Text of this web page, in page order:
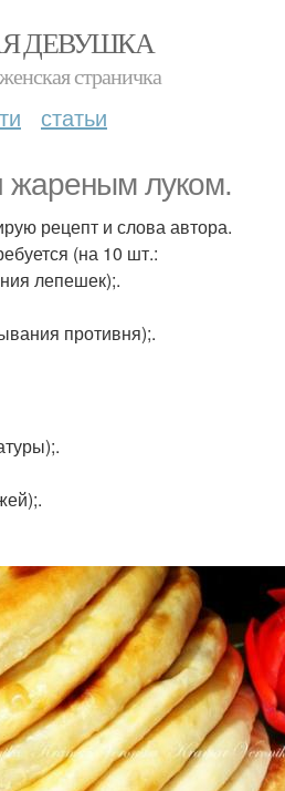
ДЕВУШКА
страничка
статьи
жареным луком.
рецепт и слова автора.
(на 10 шт.:
лепешек);.
противня);.